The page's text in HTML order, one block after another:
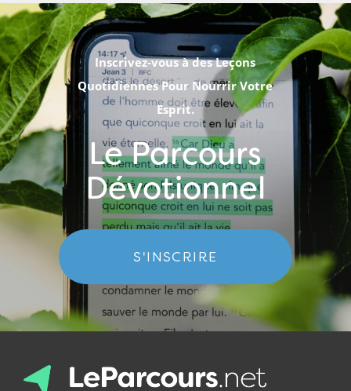
Inscrivez-vous à des Leçons
Quotidiennes Pour Nourrir Votre
Esprit.
Le Parcours
Dévotionnel
S'INSCRIRE